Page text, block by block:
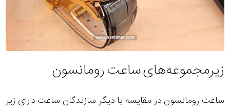
زیرمجموعه‌های ساعت رومانسون
ساعت رومانسون در مقایسه با دیگر سازندگان ساعت دارای زیر